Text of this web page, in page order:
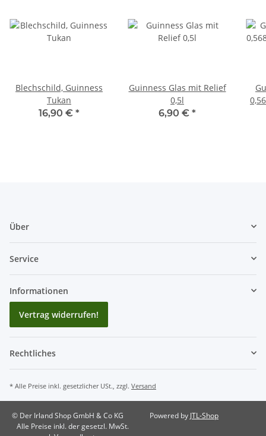
Blechschild, Guinness
Tukan
16,90 € *
Guinness Glas mit Relief
0,5l
6,90 € *
Über
Service
Informationen
Vertrag widerrufen!
Rechtliches
* Alle Preise inkl. gesetzlicher USt., zzgl. Versand
© Der Irland Shop GmbH & Co KG
Alle Preise inkl. der gesetzl. MwSt.
Powered by JTL-Shop